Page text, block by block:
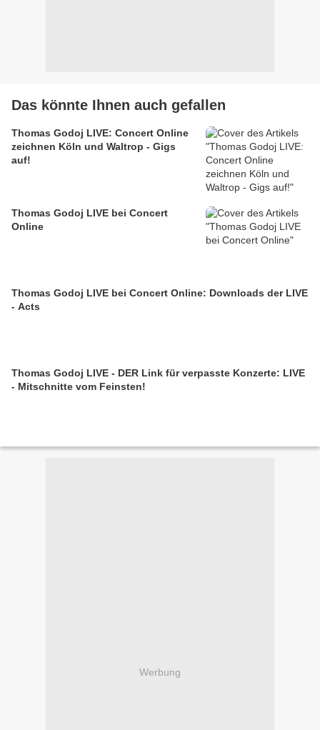
Das könnte Ihnen auch gefallen
Thomas Godoj LIVE: Concert Online
zeichnen Köln und Waltrop - Gigs
auf!
Thomas Godoj LIVE bei Concert
Online
Thomas Godoj LIVE bei Concert Online: Downloads der LIVE
- Acts
Thomas Godoj LIVE - DER Link für verpasste Konzerte: LIVE
- Mitschnitte vom Feinsten!
Werbung